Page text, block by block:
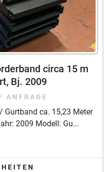
Gürtförderer/
11350x870
ANFRAGE
11350x870 ca.
Costo Baujahr: 2009 ...